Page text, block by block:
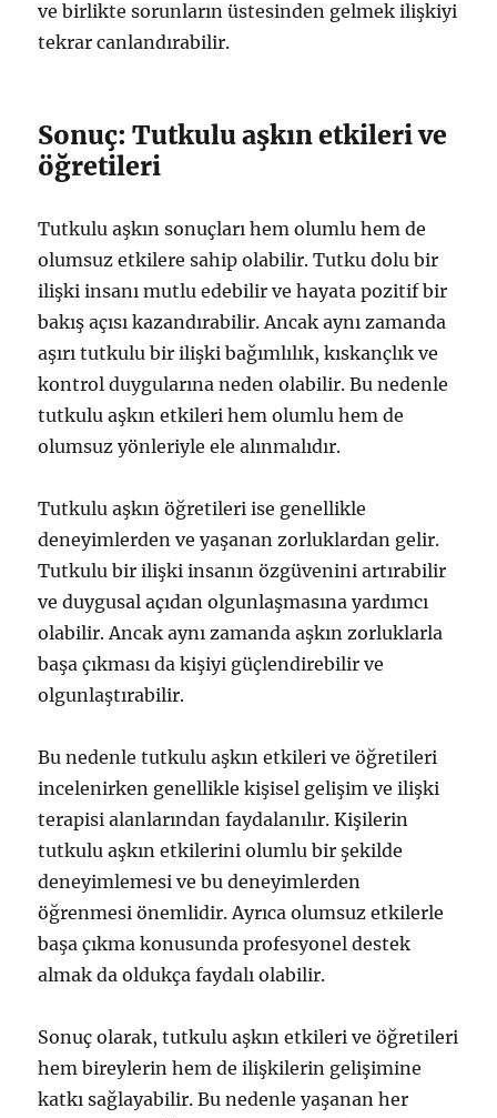
ve birlikte sorunların üstesinden gelmek ilişkiyi
tekrar canlandırabilir.
Sonuç: Tutkulu aşkın etkileri ve
öğretileri
Tutkulu aşkın sonuçları hem olumlu hem de
olumsuz etkilere sahip olabilir. Tutku dolu bir
ilişki insanı mutlu edebilir ve hayata pozitif bir
bakış açısı kazandırabilir. Ancak aynı zamanda
aşırı tutkulu bir ilişki bağımlılık, kıskançlık ve
kontrol duygularına neden olabilir. Bu nedenle
tutkulu aşkın etkileri hem olumlu hem de
olumsuz yönleriyle ele alınmalıdır.
Tutkulu aşkın öğretileri ise genellikle
deneyimlerden ve yaşanan zorluklardan gelir.
Tutkulu bir ilişki insanın özgüvenini artırabilir
ve duygusal açıdan olgunlaşmasına yardımcı
olabilir. Ancak aynı zamanda aşkın zorluklarla
başa çıkması da kişiyi güçlendirebilir ve
olgunlaştırabilir.
Bu nedenle tutkulu aşkın etkileri ve öğretileri
incelenirken genellikle kişisel gelişim ve ilişki
terapisi alanlarından faydalanılır. Kişilerin
tutkulu aşkın etkilerini olumlu bir şekilde
deneyimlemesi ve bu deneyimlerden
öğrenmesi önemlidir. Ayrıca olumsuz etkilerle
başa çıkma konusunda profesyonel destek
almak da oldukça faydalı olabilir.
Sonuç olarak, tutkulu aşkın etkileri ve öğretileri
hem bireylerin hem de ilişkilerin gelişimine
katkı sağlayabilir. Bu nedenle yaşanan her